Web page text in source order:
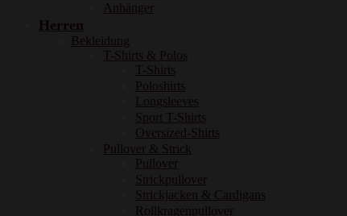
Anhänger
Herren
Bekleidung
T-Shirts & Polos
T-Shirts
Poloshirts
Longsleeves
Sport T-Shirts
Oversized-Shirts
Pullover & Strick
Pullover
Strickpullover
Strickjacken & Cardigans
Rollkragenpullover